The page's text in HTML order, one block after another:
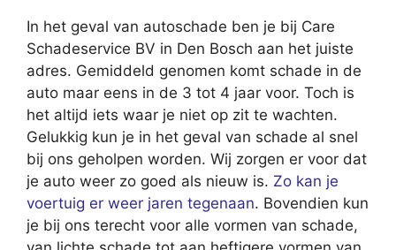
In het geval van autoschade ben je bij Care
Schadeservice BV in Den Bosch aan het juiste
adres. Gemiddeld genomen komt schade in de
auto maar eens in de 3 tot 4 jaar voor. Toch is
het altijd iets waar je niet op zit te wachten.
Gelukkig kun je in het geval van schade al snel
bij ons geholpen worden. Wij zorgen er voor dat
je auto weer zo goed als nieuw is. Zo kan je
voertuig er weer jaren tegenaan. Bovendien kun
je bij ons terecht voor alle vormen van schade,